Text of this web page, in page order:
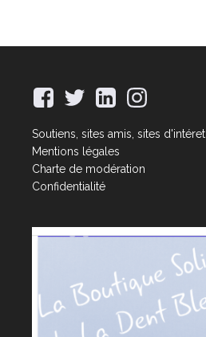
Soutiens, sites amis, sites d'intéret
Mentions légales
Charte de modération
Confidentialité